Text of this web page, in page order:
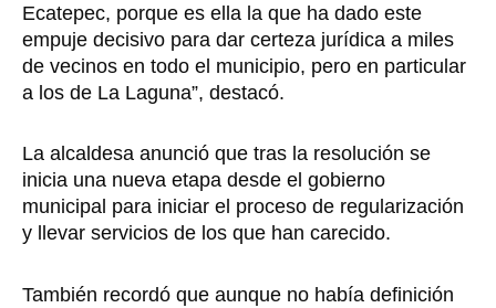
Ecatepec, porque es ella la que ha dado este
empuje decisivo para dar certeza jurídica a miles
de vecinos en todo el municipio, pero en particular
a los de La Laguna”, destacó.
La alcaldesa anunció que tras la resolución se
inicia una nueva etapa desde el gobierno
municipal para iniciar el proceso de regularización
y llevar servicios de los que han carecido.
También recordó que aunque no había definición